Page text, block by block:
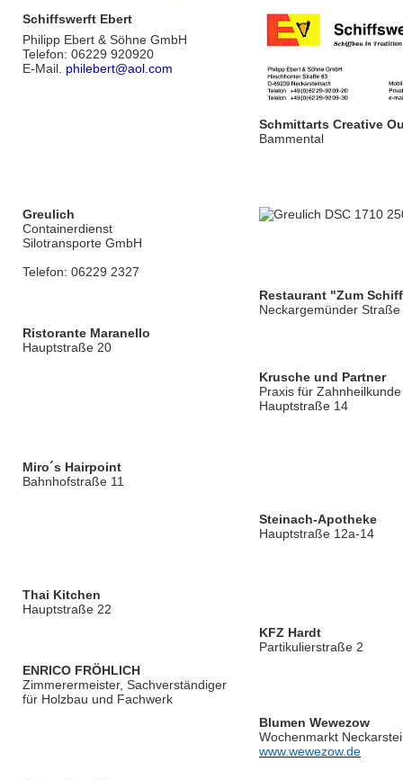
Schiffswerft Ebert
Philipp Ebert & Söhne GmbH
Telefon: 06229 920920
E-Mail. philebert@aol.com
Schmittarts Creative
Bammental
Greulich
Containerdienst
Silotransporte GmbH
Telefon: 06229 2327
Restaurant "Zum
Neckargemünder Straße
Ristorante Maranello
Hauptstraße 20
Krusche und Partner
Praxis für Zahnheilkunde
Hauptstraße 14
Miro´s Hairpoint
Bahnhofstraße 11
Steinach-Apotheke
Hauptstraße 12a-14
Thai Kitchen
Hauptstraße 22
KFZ Hardt
Partikulierstraße 2
ENRICO FRÖHLICH
Zimmerermeister, Sachverständiger
für Holzbau und Fachwerk
Blumen Wewezow
Wochenmarkt
www.wewezow.de